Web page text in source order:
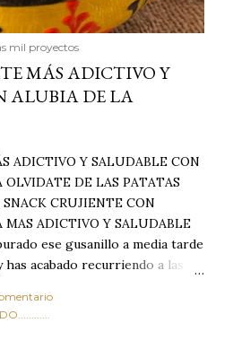
mil proyectos
MÁS ADICTIVO Y
ALUBIA DE LA
ADICTIVO Y SALUDABLE CON
DE LAS PATATAS
CRUJIENTE CON
MAS ADICTIVO Y SALUDABLE
ese gusanillo a media tarde
acabado recurriendo a las
frutos secos fritos o snacks
grasas saturadas y sodio?